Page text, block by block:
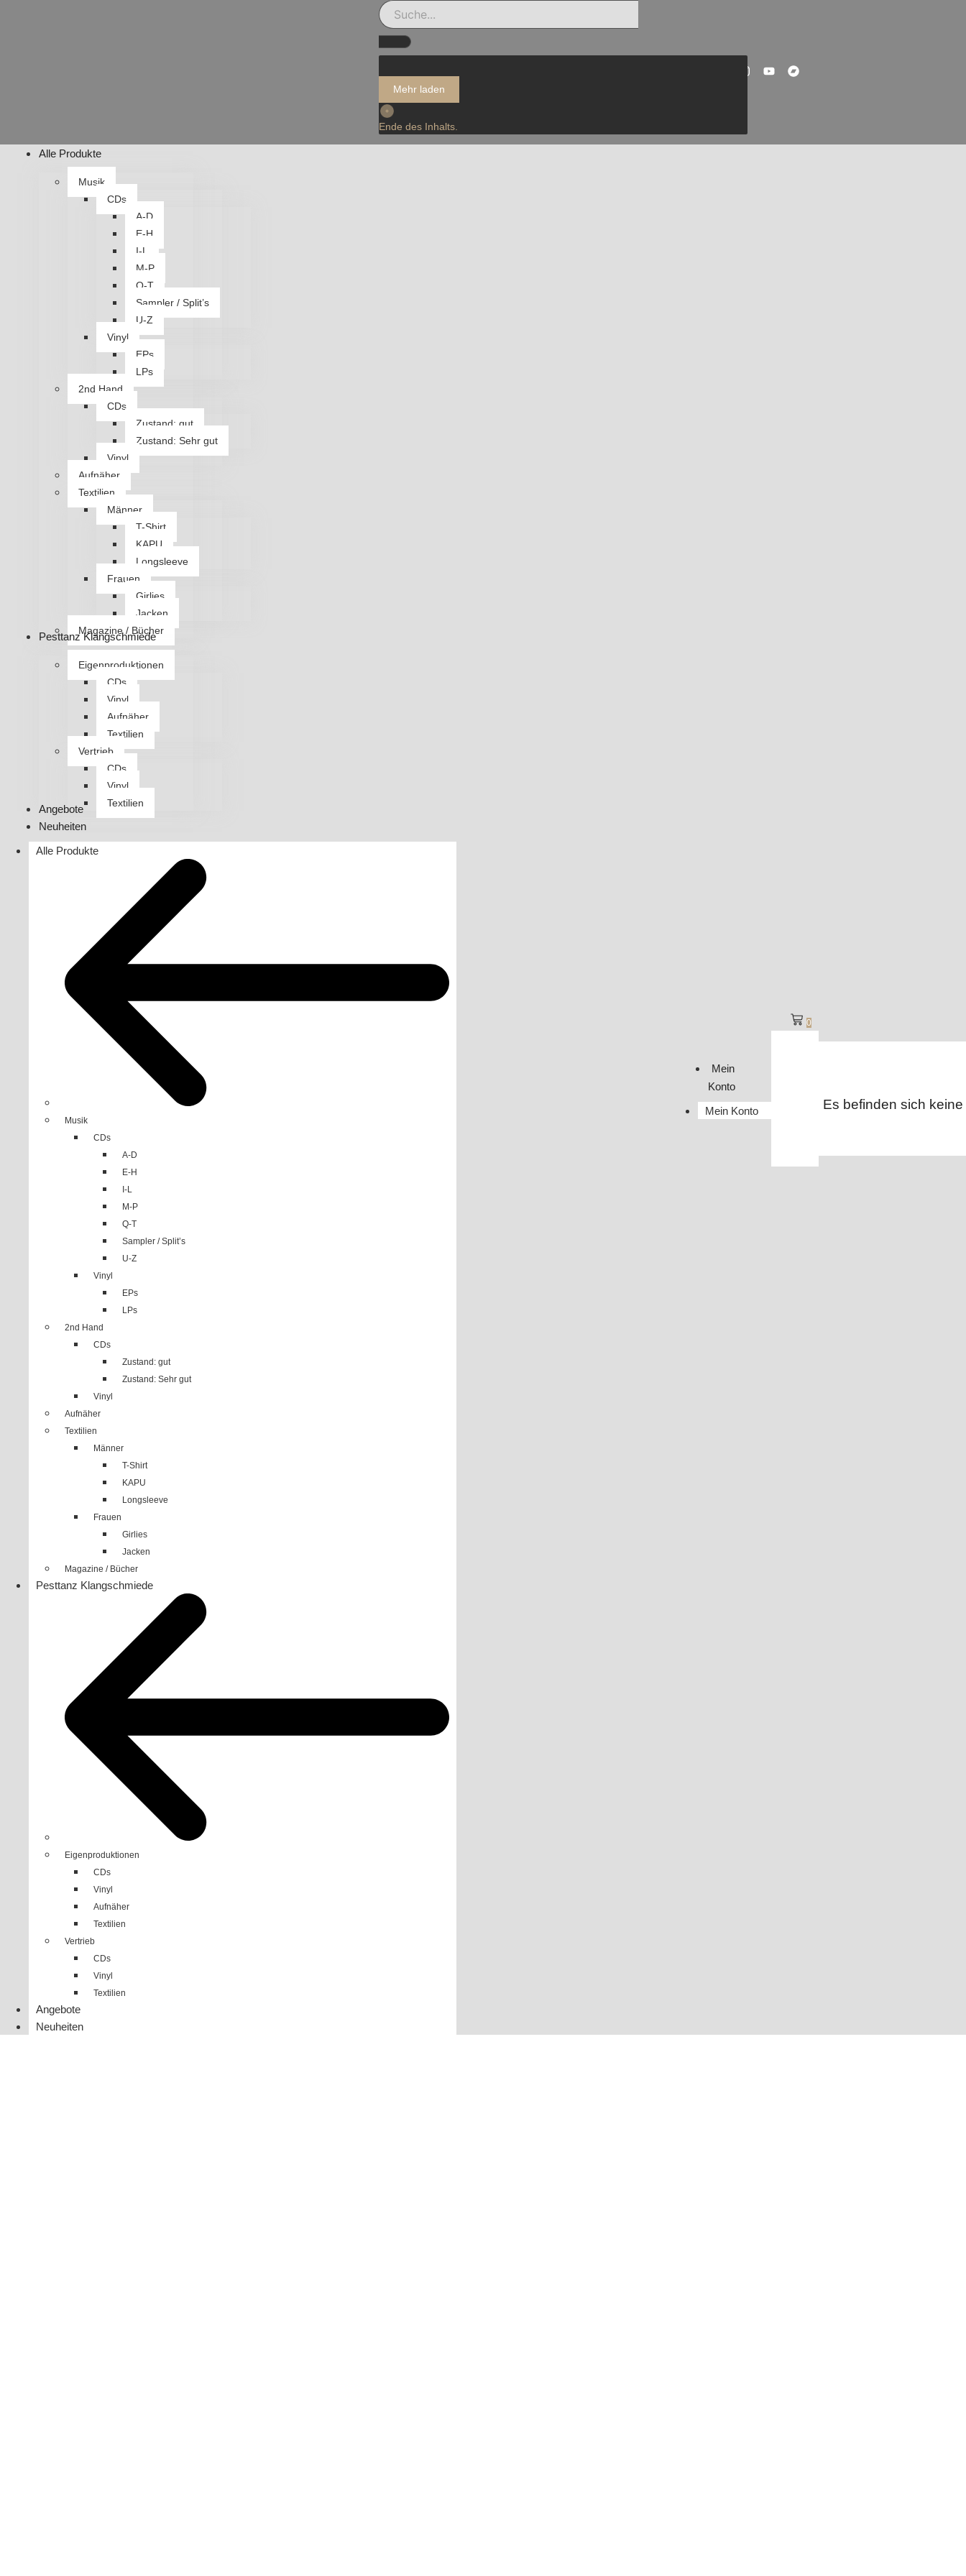
Mehr laden
Ende des Inhalts.
Alle Produkte
Musik
CDs
A-D
E-H
I-L
M-P
Q-T
Sampler / Split’s
U-Z
Vinyl
EPs
LPs
2nd Hand
CDs
Zustand: gut
Zustand: Sehr gut
Vinyl
Aufnäher
Textilien
Männer
T-Shirt
KAPU
Longsleeve
Frauen
Girlies
Jacken
Magazine / Bücher
Pesttanz Klangschmiede
Eigenproduktionen
CDs
Vinyl
Aufnäher
Textilien
Vertrieb
CDs
Vinyl
Textilien
Angebote
Neuheiten
Alle Produkte
Musik
CDs
A-D
E-H
I-L
M-P
Q-T
Sampler / Split’s
U-Z
Vinyl
EPs
LPs
2nd Hand
CDs
Zustand: gut
Zustand: Sehr gut
Vinyl
Aufnäher
Textilien
Männer
T-Shirt
KAPU
Longsleeve
Frauen
Girlies
Jacken
Magazine / Bücher
Pesttanz Klangschmiede
Eigenproduktionen
CDs
Vinyl
Aufnäher
Textilien
Vertrieb
CDs
Vinyl
Textilien
Angebote
Neuheiten
Mein
Konto
Mein Konto
0
Es befinden sich